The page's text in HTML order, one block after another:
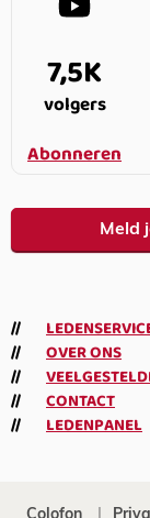
7,5K
volgers
Abonneren
Meld
OVER ONS
CONTACT
LEDENPANEL